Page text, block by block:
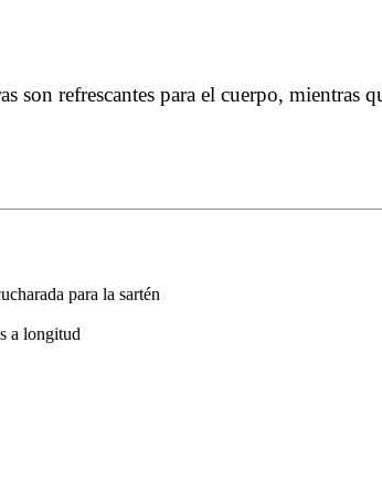
son refrescantes para el cuerpo, mientras
para la sartén
a longitud